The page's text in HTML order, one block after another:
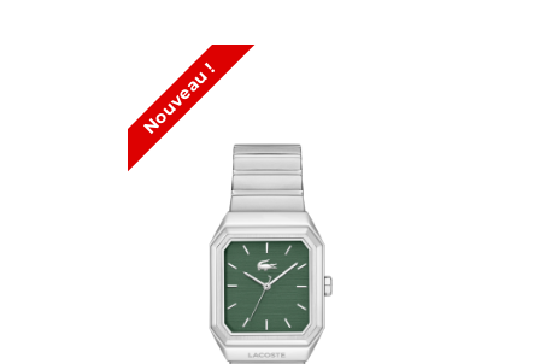
Nouveau !